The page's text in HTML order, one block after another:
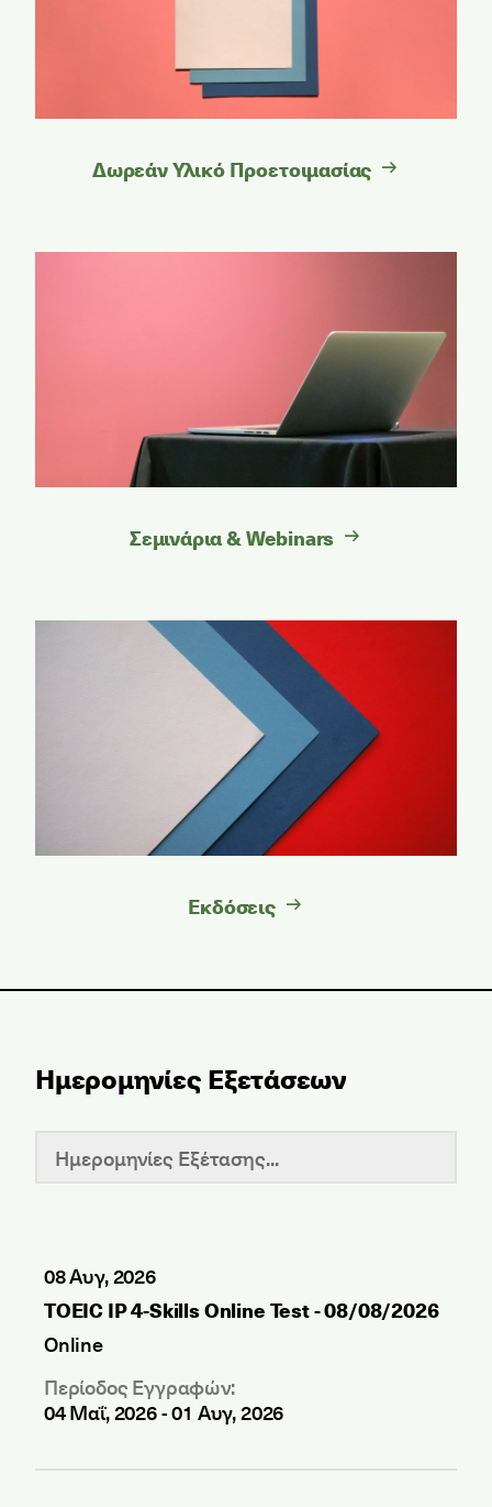
Δωρεάν Υλικό Προετοιμασίας
Σεμινάρια & Webinars
Εκδόσεις
Ημερομηνίες Εξετάσεων
08 Αυγ, 2026
TOEIC IP 4-Skills Online Test - 08/08/2026
Online
Περίοδος Εγγραφών:
04 Μαΐ, 2026-01 Αυγ, 2026